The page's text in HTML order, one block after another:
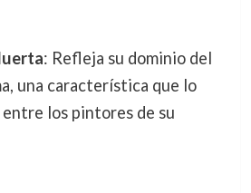
: Refleja su dominio del
una característica que lo
los pintores de su